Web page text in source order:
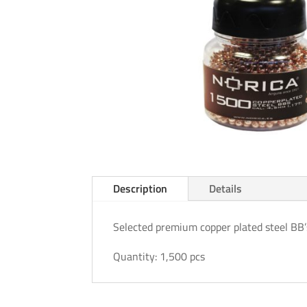
Description Details
Selected premium copper plated steel
Quantity: 1,500 pcs